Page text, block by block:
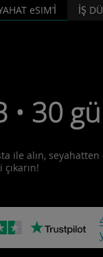
eSIM’İ İŞ
• 30
ile alın,
çıkarın!